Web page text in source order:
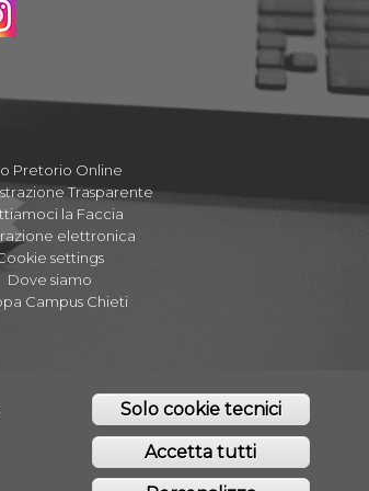
Pretorio Online
Trasparente
la Faccia
elettronica
settings
Dove siamo
Campus Chieti
Solo cookie tecnici
Accetta tutti